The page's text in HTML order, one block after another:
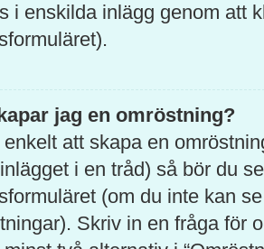
i enskilda inlägg genom att
jag en omröstning?
enkelt att skapa en
i en tråd) så bör du
(om du inte kan
Skriv in en fråga för